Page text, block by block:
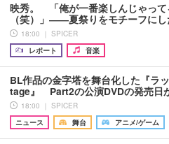
映秀。 「俺が一番楽しんじゃって
（笑）」――夏祭りをモチーフに
18:00 ｜ SPICER
レポート
音楽
BL作品の金字塔を舞台化した『ラ
tage』 Part2の公演DVDの発売日
18:00 ｜ SPICER
ニュース
舞台 アニメ/ゲーム